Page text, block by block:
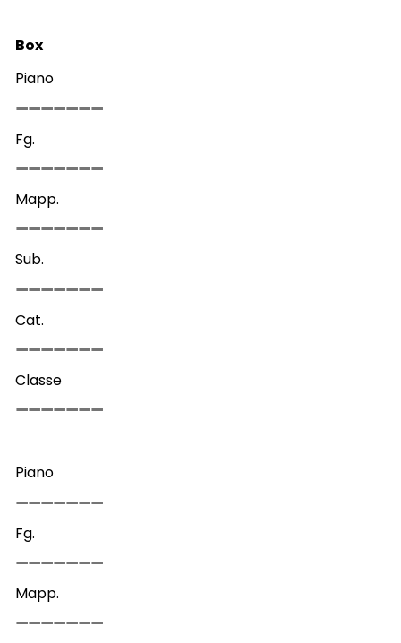
Box
Piano
Fg.
Mapp.
Sub.
Cat.
Classe
Piano
Fg.
Mapp.